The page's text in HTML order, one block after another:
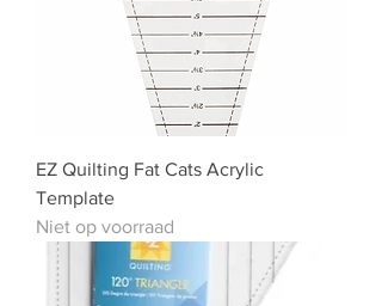
EZ Quilting Fat Cats Acrylic
Template
Niet op voorraad